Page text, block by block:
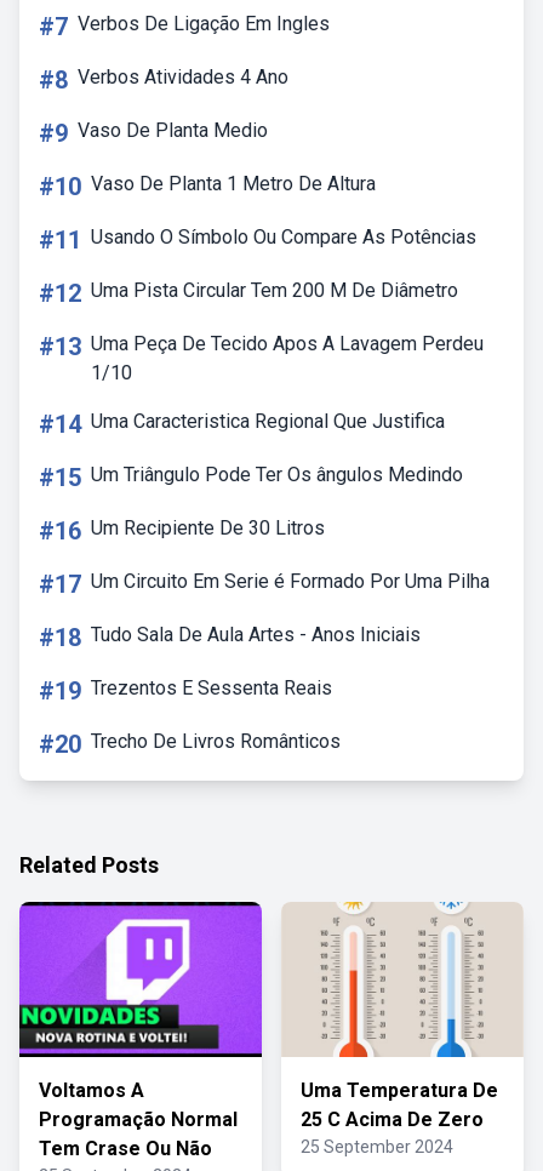
#7 Verbos De Ligação Em Ingles
#8 Verbos Atividades 4 Ano
#9 Vaso De Planta Medio
#10 Vaso De Planta 1 Metro De Altura
#11 Usando O Símbolo Ou Compare As Potências
#12 Uma Pista Circular Tem 200 M De Diâmetro
#13 Uma Peça De Tecido Apos A Lavagem Perdeu
1/10
#14 Uma Caracteristica Regional Que Justifica
#15 Um Triângulo Pode Ter Os ângulos Medindo
#16 Um Recipiente De 30 Litros
#17 Um Circuito Em Serie é Formado Por Uma Pilha
#18 Tudo Sala De Aula Artes - Anos Iniciais
#19 Trezentos E Sessenta Reais
#20 Trecho De Livros Românticos
Related Posts
Voltamos A
Programação Normal
Tem Crase Ou Não
Uma Temperatura De
25 C Acima De Zero
25 September 2024